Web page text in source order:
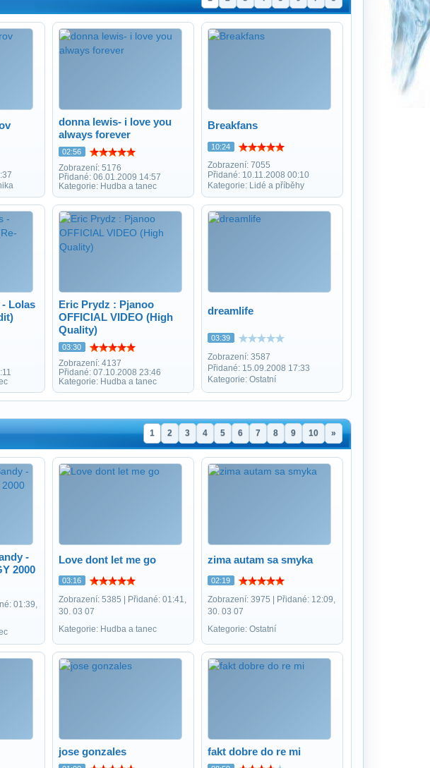
donna lewis- i love you
always forever
02:56
Zobrazení: 5176
Přidané: 06.01.2009 14:57
Kategorie: Hudba a tanec
Breakfans
10:24
Zobrazení: 7055
Přidané: 10.11.2008 00:10
Kategorie: Lidé a příběhy
Lolas
Eric Prydz : Pjanoo
OFFICIAL VIDEO (High
Quality)
03:30
Zobrazení: 4137
Přidané: 07.10.2008 23:46
Kategorie: Hudba a tanec
dreamlife
03:39
Zobrazení: 3587
Přidané: 15.09.2008 17:33
Kategorie: Ostatní
1 2 3 4 5 6 7 8 9 10 »
-
2000
01:39,
Love dont let me go
03:16
Zobrazení: 5385 | Přidané: 01:41,
30. 03 07
Kategorie: Hudba a tanec
zima autam sa smyka
02:19
Zobrazení: 3975 | Přidané: 12:09,
30. 03 07
Kategorie: Ostatní
jose gonzales fakt dobre do re mi